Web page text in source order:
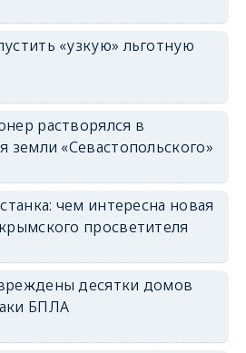
«узкую» льготную
растворялся в
земли «Севастопольского»
чем интересна новая
просветителя
десятки домов
БПЛА